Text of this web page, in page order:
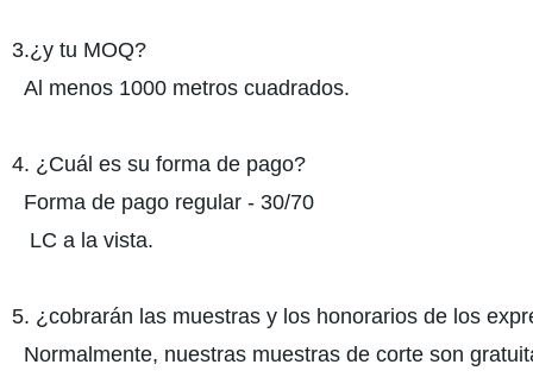
3.¿y tu MOQ?
Al menos 1000 metros cuadrados.
4. ¿Cuál es su forma de pago?
Forma de pago regular - 30/70
LC a la vista.
5. ¿cobrarán las muestras y los honorarios de los
Normalmente, nuestras muestras de corte son